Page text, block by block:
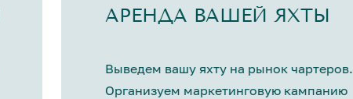
АРЕНДА ВАШЕЙ ЯХТЫ
Выведем вашу яхту на рынок чартеров.
Организуем маркетинговую кампанию